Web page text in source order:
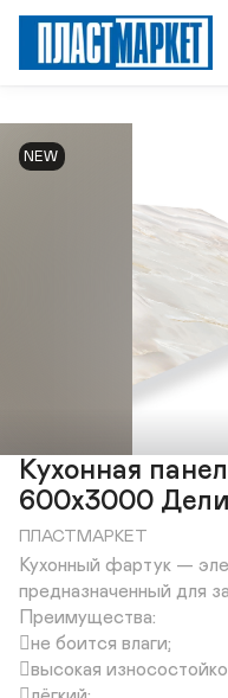
NEW
Кухонная
600х3000 Дели
ПЛАСТМАРКЕТ
Кухонный фартук —
предназначенный для
Преимущества:
не боится влаги;
высокая